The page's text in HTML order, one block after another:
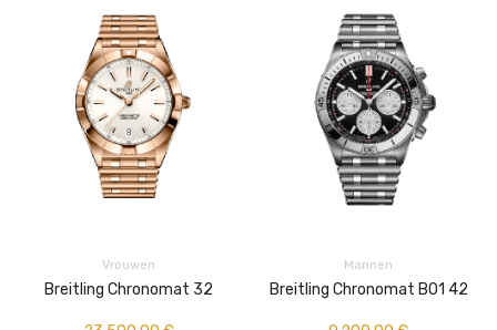
Vrouwen
Breitling Chronomat 32
Mannen
Breitling Chronomat B01 42